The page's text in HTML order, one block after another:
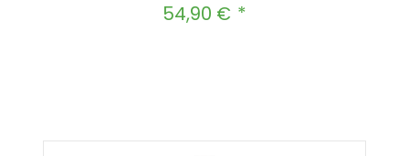
Regulärer Preis:
54,90 €